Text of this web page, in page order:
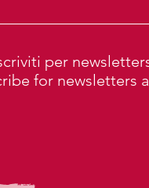
per
for newsletters